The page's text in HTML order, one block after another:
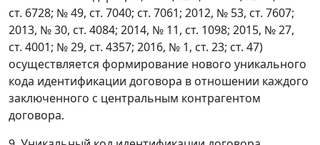
ст. 6728; № 49, ст. 7040; ст. 7061; 2012, № 53, ст. 7607;
2013, № 30, ст. 4084; 2014, № 11, ст. 1098; 2015, № 27,
ст. 4001; № 29, ст. 4357; 2016, № 1, ст. 23; ст. 47)
осуществляется формирование нового уникального
кода идентификации договора в отношении каждого
заключенного с центральным контрагентом
договора.